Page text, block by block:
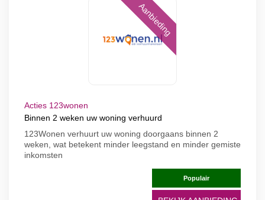
Aanbieding
Acties 123wonen
Binnen 2 weken uw woning verhuurd
123Wonen verhuurt uw woning doorgaans binnen 2
weken, wat betekent minder leegstand en minder gemiste
inkomsten
Populair